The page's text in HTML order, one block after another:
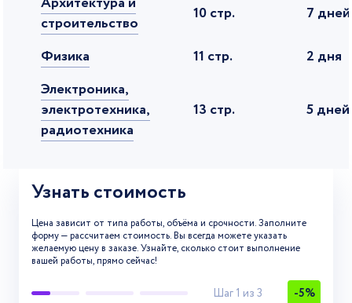
строительство
10 стр. 7 дней
Физика 11 стр.
2 дня
Электроника,
электротехника,
радиотехника
13 стр. 5 дней
технологии
Автоматизация
технологических
процессов
12 стр.
Информационная
Узнать стоимость
Цена зависит от типа работы, объёма и срочности. Заполните
форму — рассчитаем стоимость. Вы всегда можете указать
желаемую цену в заказе. Узнайте, сколько стоит выполнение
вашей работы, прямо сейчас!
Шаг 1 из 3 -5%